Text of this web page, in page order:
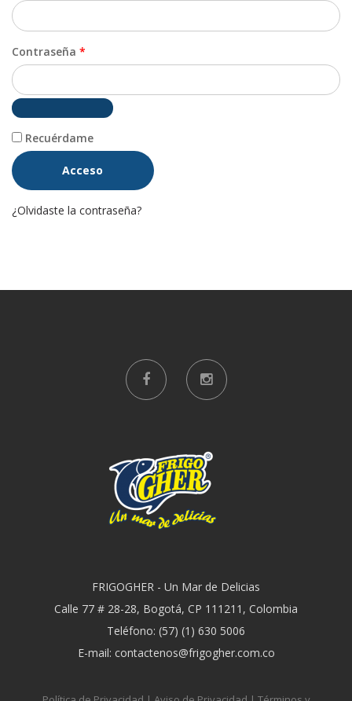
Contraseña *
Recuérdame
Acceso
¿Olvidaste la contraseña?
FRIGOGHER - Un Mar de Delicias
Calle 77 # 28-28, Bogotá, CP 111211, Colombia
Teléfono: (57) (1) 630 5006
E-mail: contactenos@frigogher.com.co